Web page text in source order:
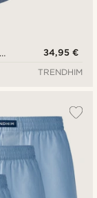
34,95 €
TRENDHIM